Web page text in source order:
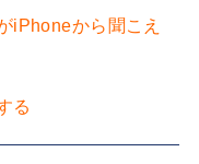
iPhoneから聞こえ
る